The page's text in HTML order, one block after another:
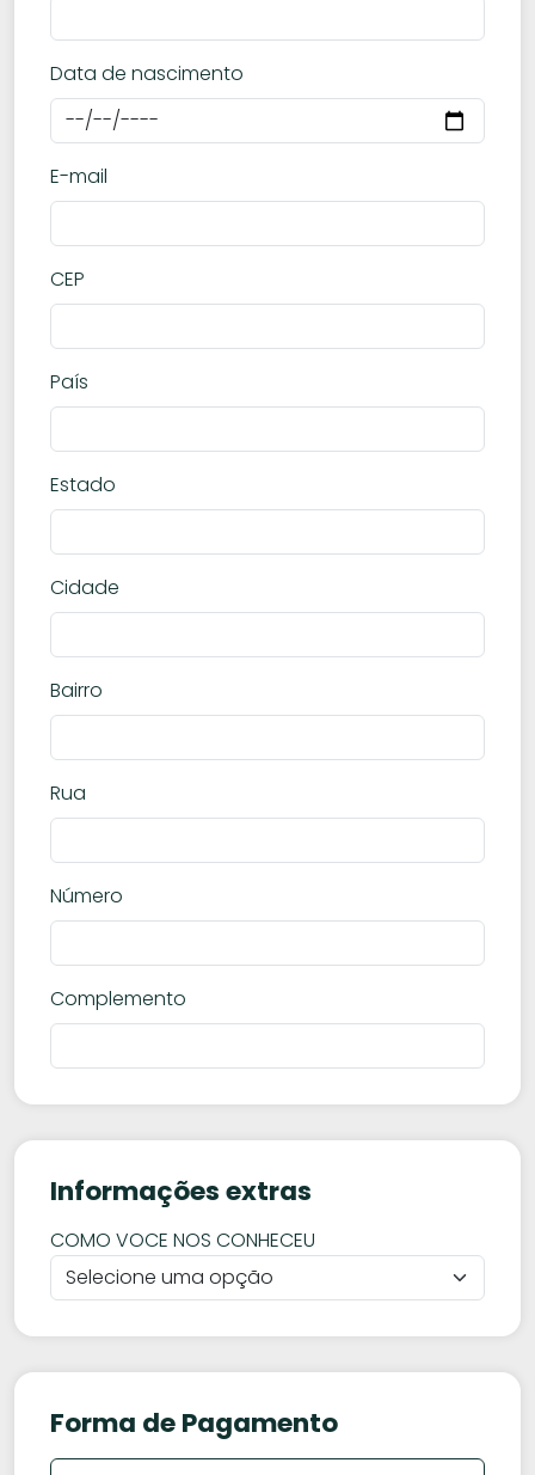
Data de nascimento
E-mail
CEP
País
Estado
Cidade
Bairro
Rua
Número
Complemento
Informações extras
COMO VOCE NOS CONHECEU
Forma de Pagamento